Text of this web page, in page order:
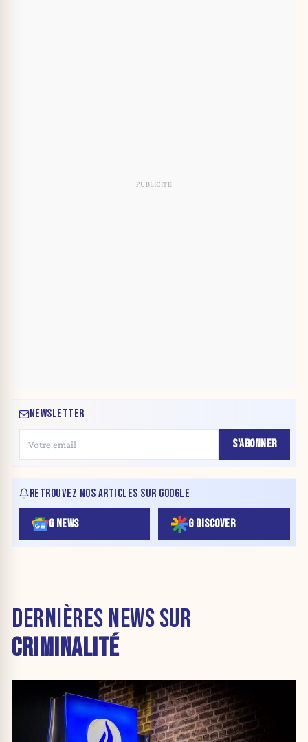
NEWSLETTER
S'ABONNER
RETROUVEZ NOS ARTICLES SUR GOOGLE
G NEWS G DISCOVER
DERNIÈRES NEWS SUR
CRIMINALITÉ